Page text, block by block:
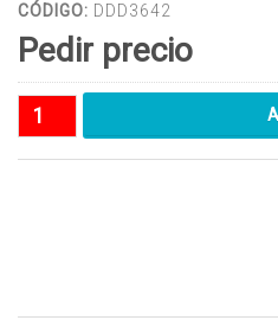
CÓDIGO: DDD3642
Pedir precio